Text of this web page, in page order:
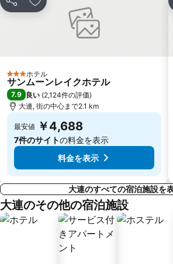
シェア お気に入りに追加
3 ホテルのランク
ホテル
サンムーンレイクホテル
7.9 良い (2,124件の評価)
大連, 街の中心まで2.1 km
最安値 ￥4,688
7件のサイトの料金を表示
料金を表示
大連のすべての宿泊施設を
大連のその他の宿泊施設